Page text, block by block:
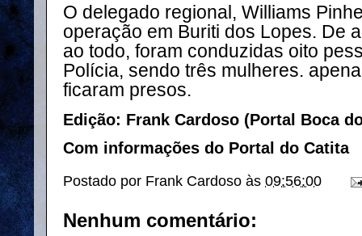
O delegado regional, Williams
operação em Buriti dos Lopes. De
ao todo, foram conduzidas oito
Polícia, sendo três mulheres.
ficaram presos.
Edição: Frank Cardoso (Portal Boca
Com informações do Portal do Catita
Postado por Frank Cardoso às 09:56:00
Nenhum comentário: